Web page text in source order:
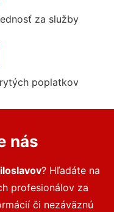
za služby
poplatkov
nás
? Hľadáte na
profesionálov za
či nezáväznú